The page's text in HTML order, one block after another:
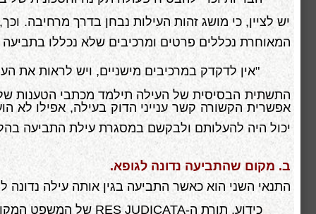
יש לציין, כי מושג זהות העילות נבחן בדרך מרחיבה.
המאוחרת נכללים פרטים ומרכיבים שלא נכללו
"אין לדקדק במרכיבים מישניים, ויש לראות את
התשתית הבסיסית של העילה תילמד מכתבי הטענות
אפשרית הקשורה קשר ענייני הדוק בעילה, אפילו לא
יכול היה להעלותם ולבקשם במסגרת עילת התביעה
ב. מקום שהתביעה נדונה לגופא.
התנאי השני הוא כאשר התביעה בגין אותה עילה נדונה
כידוע, תורת ה-RES JUDICATA של המשפט